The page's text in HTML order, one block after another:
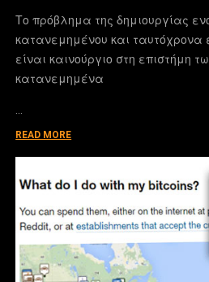
Το πρόβλημα της δημιουργίας
κατανεμημένου και ταυτόχρονα
είναι καινούργιο στη επιστήμη
κατανεμημένα
READ MORE